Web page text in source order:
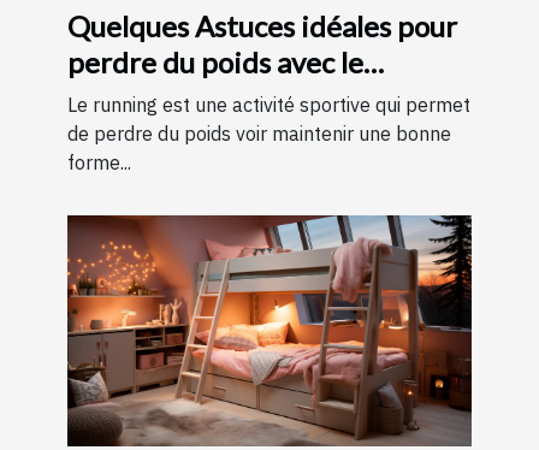
Quelques Astuces idéales pour
perdre du poids avec le
running ?
Le running est une activité sportive qui permet
de perdre du poids voir maintenir une bonne
forme...